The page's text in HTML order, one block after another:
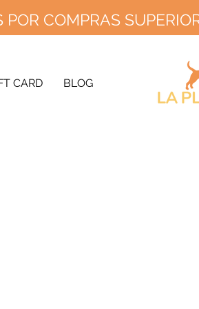
POR COMPRAS
CARD BLOG
ENVÍOS GRATIS PARA PEDIDOS A